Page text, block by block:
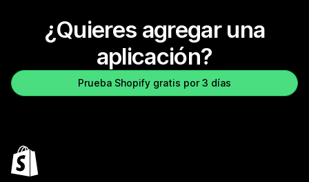
¿Quieres agregar una
aplicación?
Prueba Shopify gratis por 3 días